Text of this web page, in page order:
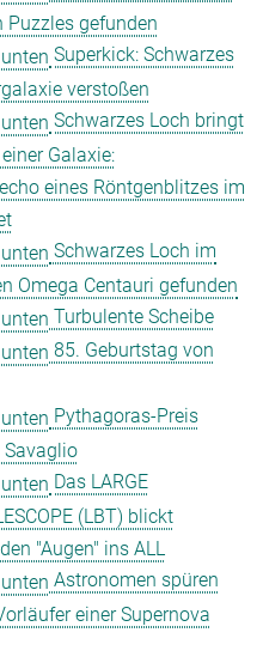
gefunden
Superkick: Schwarzes
verstoßen
Schwarzes Loch bringt
Galaxie:
eines Röntgenblitzes im
Schwarzes Loch im
Omega Centauri gefunden
Turbulente Scheibe
85. Geburtstag von
Pythagoras-Preis
Savaglio
Das LARGE
(LBT) blickt
"Augen" ins ALL
Astronomen spüren
einer Supernova